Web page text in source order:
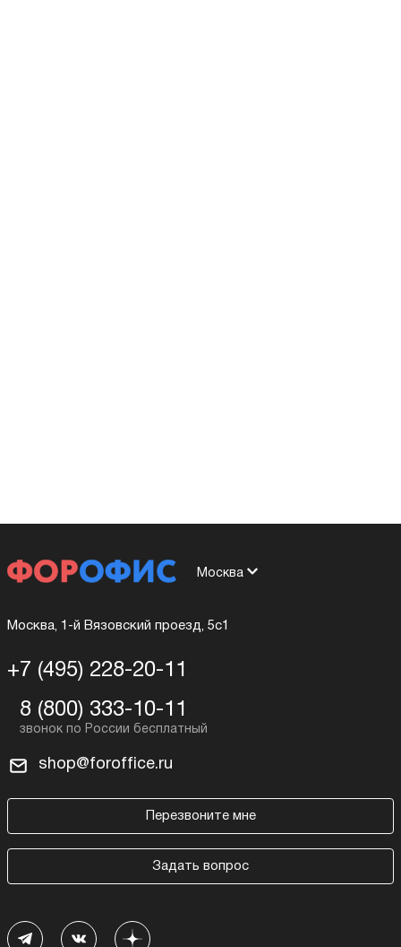
Москва
Москва, 1-й Вязовский проезд, 5с1
+7 (495) 228-20-11
8 (800) 333-10-11
shop@foroffice.ru
Перезвоните мне
Задать вопрос